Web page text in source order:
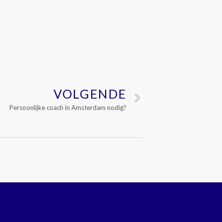
VOLGENDE
Persoonlijke coach in Amsterdam nodig?